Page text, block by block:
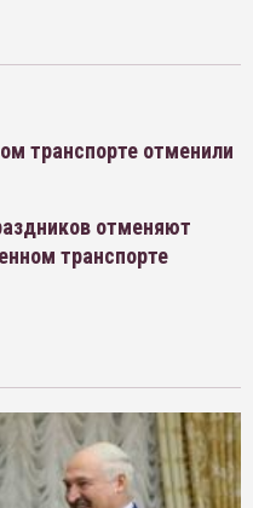
транспорте отменили
отменяют
транспорте